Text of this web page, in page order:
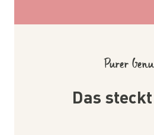
Purer
Das